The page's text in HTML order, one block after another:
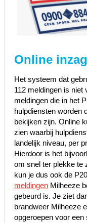
Online
Het systeem dat
112 meldingen is niet
meldingen die in het
hulpdiensten worden
bekijken zijn. Online
zien waarbij
landelijk niveau, per
Hierdoor is het
om snel ter plekke te
kun je dus ook de
meldingenMilheeze
gebeurd is. Je ziet
brandweer Milheeze
opgeroepen voor